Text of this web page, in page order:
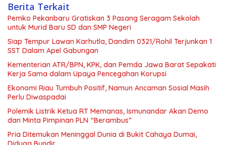
Berita Terkait
Pemko Pekanbaru Gratiskan 3 Pasang Seragam Sekolah
untuk Murid Baru SD dan SMP Negeri
Siap Tempur Lawan Karhutla, Dandim 0321/Rohil Terjunkan 1
SST Dalam Apel Gabungan
Kementerian ATR/BPN, KPK, dan Pemda Jawa Barat Sepakati
Kerja Sama dalam Upaya Pencegahan Korupsi
Ekonomi Riau Tumbuh Positif, Namun Ancaman Sosial Masih
Perlu Diwaspadai
Polemik Listrik Ketua RT Memanas, Ismunandar Akan Demo
dan Minta Pimpinan PLN “Berambus”
Pria Ditemukan Meninggal Dunia di Bukit Cahaya Dumai,